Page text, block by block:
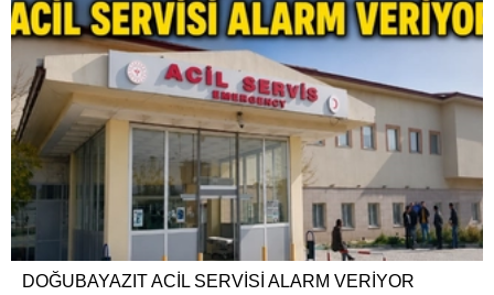
DOĞUBAYAZIT ACİL SERVİSİ ALARM VERİYOR